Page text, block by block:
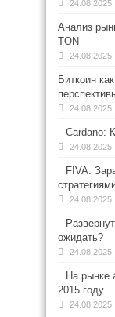
24.08.2025
Анализ
TON
24.08.2025
Биткоин
24.08.2025
Cardano:
24.08.2025
FIVA:
24.08.2025
ожидать?
24.08.2025
На рынке
2015 году
24.08.2025